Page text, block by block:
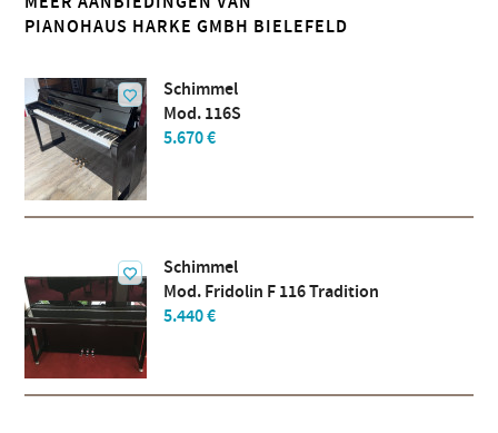
PIANOHAUS HARKE GMBH BIELEFELD
Schimmel
Mod. 116S
5.670 €
Schimmel
Mod. Fridolin F 116 Tradition
5.440 €